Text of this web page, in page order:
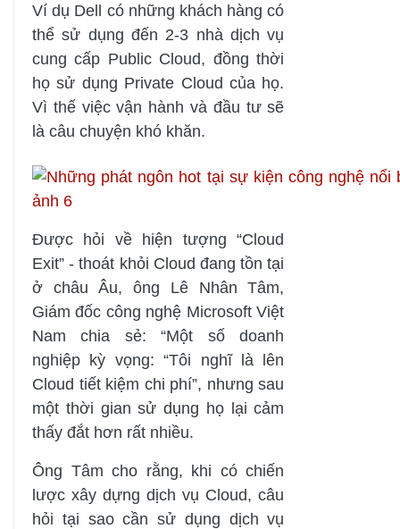
Ví dụ Dell có những khách hàng có
thể sử dụng đến 2-3 nhà dịch vụ
cung cấp Public Cloud, đồng thời
họ sử dụng Private Cloud của họ.
Vì thế việc vận hành và đầu tư sẽ
là câu chuyện khó khăn.
Được hỏi về hiện tượng “Cloud
Exit” - thoát khỏi Cloud đang tồn tại
ở châu Âu, ông Lê Nhân Tâm,
Giám đốc công nghệ Microsoft Việt
Nam chia sẻ: “Một số doanh
nghiệp kỳ vọng: “Tôi nghĩ là lên
Cloud tiết kiệm chi phí”, nhưng sau
một thời gian sử dụng họ lại cảm
thấy đắt hơn rất nhiều.
Ông Tâm cho rằng, khi có chiến
lược xây dựng dịch vụ Cloud, câu
hỏi tại sao cần sử dụng dịch vụ